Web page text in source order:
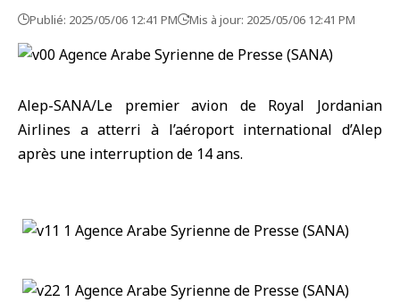
Publié: 2025/05/06 12:41 PM Mis à jour: 2025/05/06 12:41 PM
Alep-SANA/Le premier avion de Royal Jordanian
Airlines a atterri à l’aéroport international d’Alep
après une interruption de 14 ans.